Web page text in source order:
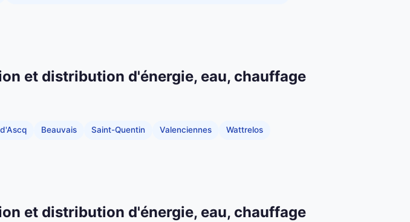
et distribution d'énergie, eau, chauffage
Beauvais Saint-Quentin Valenciennes Wattrelos
et distribution d'énergie, eau, chauffage